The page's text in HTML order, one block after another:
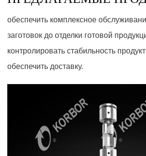
обеспечить комплексное
заготовок до отделки готовой
контролировать стабильность
обеспечить доставку.